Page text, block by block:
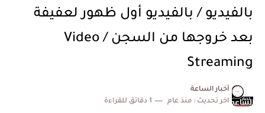
بالفيديو / بالفيديو أول ظهور لعفيفة
بعد خروجها من السجن / Video
Streaming
أخبار الساعة
اخر تحديث : منذ عام 1 دقائق للقراءة